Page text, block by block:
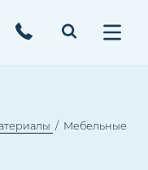
Мебельные